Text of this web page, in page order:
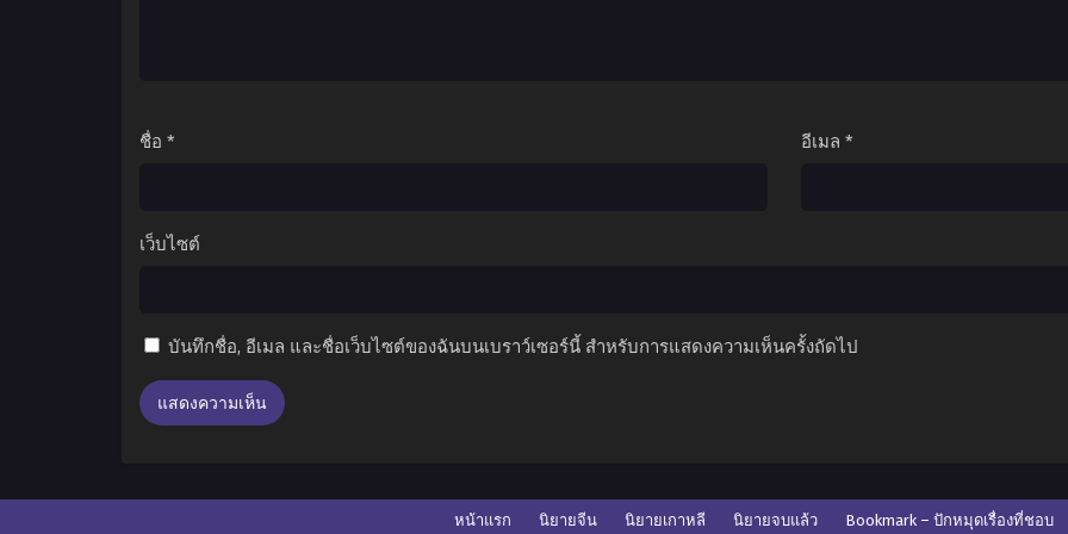
ชื่อ * อีเมล *
เว็บไซต์
บันทึกชื่อ, อีเมล และชื่อเว็บไซต์ของฉันบนเบราว์เซอร์นี้ สำหรับการแสดงความเห็นครั้งถัดไป
หน้าแรก นิยายจีน นิยายเกาหลี นิยายจบแล้ว Bookmark – ปักหมุดเรื่องที่ชอบ